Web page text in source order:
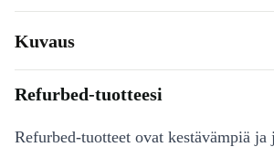
Kuvaus
Refurbed-tuotteesi
Refurbed-tuotteet ovat kestävämpiä ja